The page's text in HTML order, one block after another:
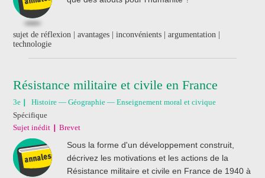
sujet de réflexion | avantages | inconvénients | argumentation |
technologie
Résistance militaire et civile en France
3e
Histoire — Géographie — Enseignement moral et civique
Spécifique
Sujet inédit
Brevet
Sous la forme d'un développement construit,
décrivez les motivations et les actions de la
Résistance militaire et civile en France de 1940 à